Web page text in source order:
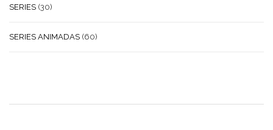
SERIES (30)
SERIES ANIMADAS (60)